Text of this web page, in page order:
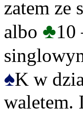
zatem ze
albo ♣10
♠K w
waletem.